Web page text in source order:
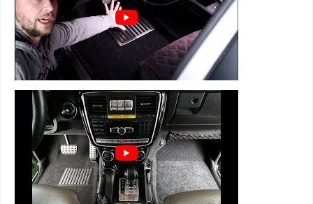
3D коврики Tesla Model S Euromat серии
BUSINESS состоят из 4 слоев:
1 слой - супер прочная и мягкая велюровая
ткань
2 слой - вспененная, пористая резина для
устранения влаги, тепло и звукоизоляции
3 слой - армированная металлическая сетка,
которая держит форму
4 слой - антискользящий для надежной
фиксации